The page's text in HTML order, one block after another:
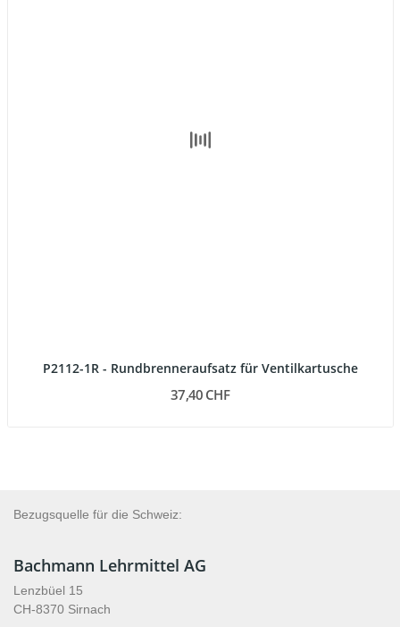
P2112-1R - Rundbrenneraufsatz für Ventilkartusche
37,40 CHF
Bezugsquelle für die Schweiz:
Bachmann Lehrmittel AG
Lenzbüel 15
CH-8370 Sirnach